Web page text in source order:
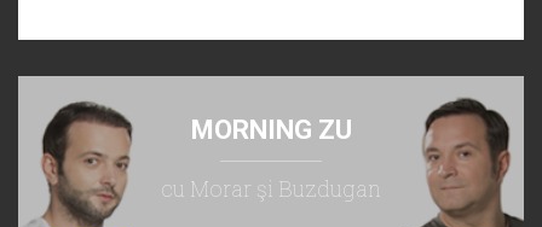
MORNING ZU
cu Morar şi Buzdugan